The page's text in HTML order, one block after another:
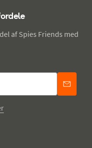
af Spies Friends med